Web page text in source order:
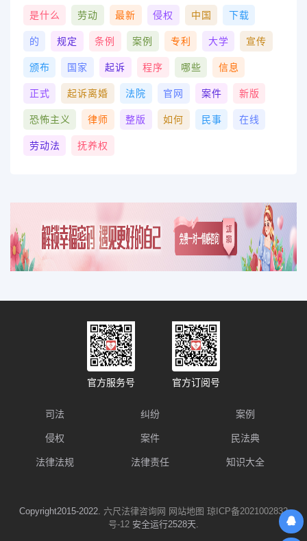
是什么 劳动 最新 侵权 中国 下载
的 规定 条例 案例 专利 大学 宣传
颁布 国家 起诉 程序 哪些 信息
正式 起诉离婚 法院 官网 案件 新版
恐怖主义 律师 整版 如何 民事 在线
劳动法 抚养权
官方服务号 官方订阅号
司法 纠纷 案例
侵权 案件 民法典
法律法规 法律责任 知识大全
Copyright2015-2022. 六尺法律咨询网 网站地图 琼ICP备2021002832
号-12 安全运行2528天.